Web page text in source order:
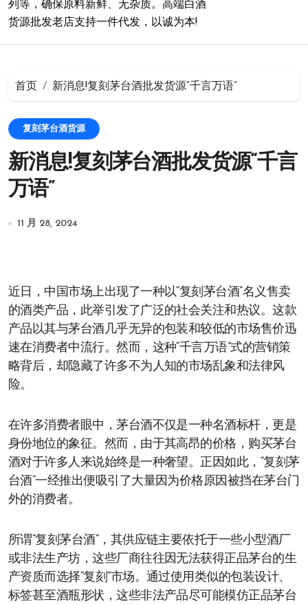
列等，确保原料新鲜、无杂质。高端白酒
货源批发老店支持一件代发，以诚为本!
首页 新消息!复刻茅台酒批发货源“千言万语”
复刻茅台酒货源
新消息!复刻茅台酒批发货源“千言
万语”
11 月 28, 2024
近日，中国市场上出现了一种以“复刻茅台酒”名义售卖
的酒类产品，此举引发了广泛的社会关注和热议。这款
产品以其与茅台酒几乎无异的包装和较低的市场售价迅
速在消费者中流行。然而，这种“千言万语”式的营销策
略背后，却隐藏了许多不为人知的市场乱象和法律风
险。
在许多消费者眼中，茅台酒不仅是一种名酒标杆，更是
身份地位的象征。然而，由于其高昂的价格，购买茅台
酒对于许多人来说始终是一种奢望。正因如此，“复刻茅
台酒”一经推出便吸引了大量因为价格原因被挡在茅台门
外的消费者。
所谓“复刻茅台酒”，其供应链主要依托于一些小型酒厂
或非法生产坊，这些厂商往往因无法获得正品茅台的生
产资质而选择“复刻”市场。通过使用类似的包装设计、
标签甚至酒瓶形状，这些非法产品尽可能模仿正品茅台